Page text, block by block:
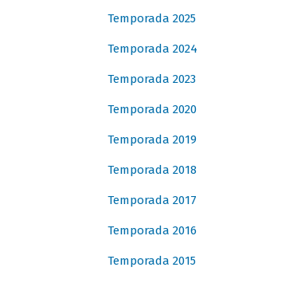
Temporada 2025
Temporada 2024
Temporada 2023
Temporada 2020
Temporada 2019
Temporada 2018
Temporada 2017
Temporada 2016
Temporada 2015